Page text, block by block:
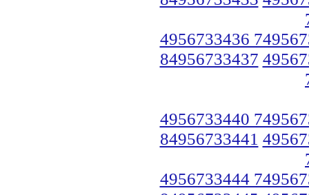
4956733436
84956733437
4956733440
84956733441
4956733444